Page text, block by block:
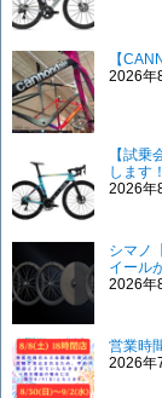
【
2026年
【試
します！
2026年
シマノ
イール
2026年
営業時
2026年